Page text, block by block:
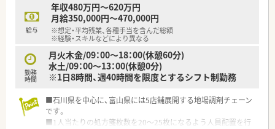
給与
年収480万円～620万円
月給350,000円～470,000円
※想定・平均残業、各種手当を含んだ総額
※経験・スキルなどにより異なる
勤務
時間
月火木金/09：00～18：00(休憩60分)
水土/09：00～13：00(休憩0分)
※1日8時間、週40時間を限度とするシフト制勤務
■石川県を中心に、富山県には5店舗展開する地場調剤チェーン
です。
■1人当たりの処方箋枚数を20～25枚になるよう人員配置を行